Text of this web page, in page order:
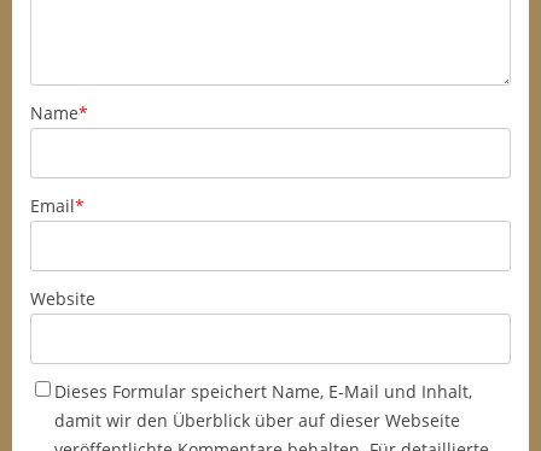
Name*
Email*
Website
Dieses Formular speichert Name, E-Mail und Inhalt,
damit wir den Überblick über auf dieser Webseite